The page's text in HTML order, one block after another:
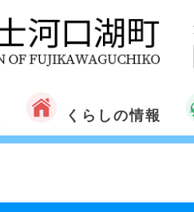
くらしの情報